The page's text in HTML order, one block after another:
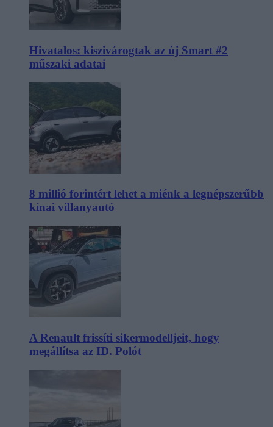
Hivatalos: kiszivárogtak az új Smart #2
műszaki adatai
8 millió forintért lehet a miénk a legnépszerűbb
kínai villanyautó
A Renault frissíti sikermodelljeit, hogy
megállítsa az ID. Polót